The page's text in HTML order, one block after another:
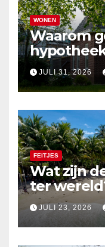
WONEN
Waarom
dan alleen
JULI 31, 2026
FEITJES
Wat zijn
ter
top 10
JULI 23, 2026